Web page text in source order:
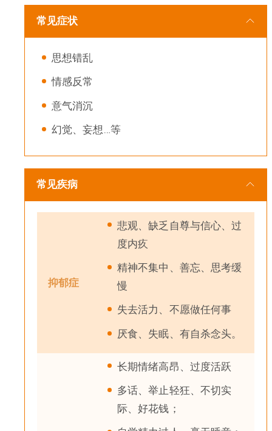
常见症状
思想错乱
情感反常
意气消沉
幻觉、妄想…等
常见疾病
抑郁症
悲观、缺乏自尊与信心、过
度内疚
精神不集中、善忘、思考缓
慢
失去活力、不愿做任何事
厌食、失眠、有自杀念头。
长期情绪高昂、过度活跃
多话、举止轻狂、不切实
际、好花钱；